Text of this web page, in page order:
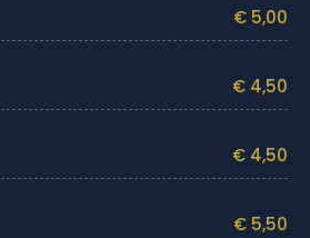
€ 5,00
€ 4,50
€ 4,50
€ 5,50